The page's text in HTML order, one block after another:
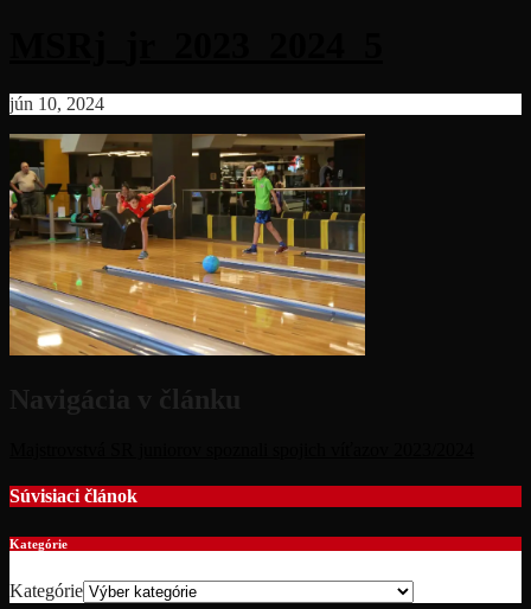
jún 10, 2024
Navigácia v článku
Súvisiaci článok
Kategórie
Kategórie